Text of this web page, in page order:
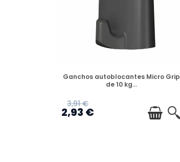
DISPONIBLE
Ganchos autoblocantes Micro Grip
de 10 kg...
3,91 €
2,93 €